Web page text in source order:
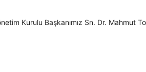
Kurulu Başkanımız Sn. Dr. Mahmut